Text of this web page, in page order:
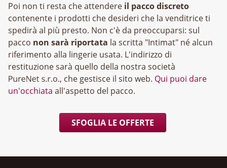
Poi non ti resta che attendere il pacco discreto
contenente i prodotti che desideri che la venditrice ti
spedirà al più presto. Non c'è da preoccuparsi: sul
pacco non sarà riportata la scritta "Intimat" né alcun
riferimento alla lingerie usata. L'indirizzo di
restituzione sarà quello della nostra società
, che gestisce il sito web. Qui puoi dare
un'occhiata all'aspetto del pacco.
SFOGLIA LE OFFERTE